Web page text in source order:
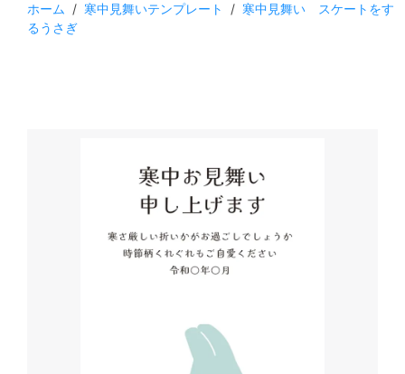
ホーム / 寒中見舞いテンプレート / 寒中見舞い スケートをす
るうさぎ